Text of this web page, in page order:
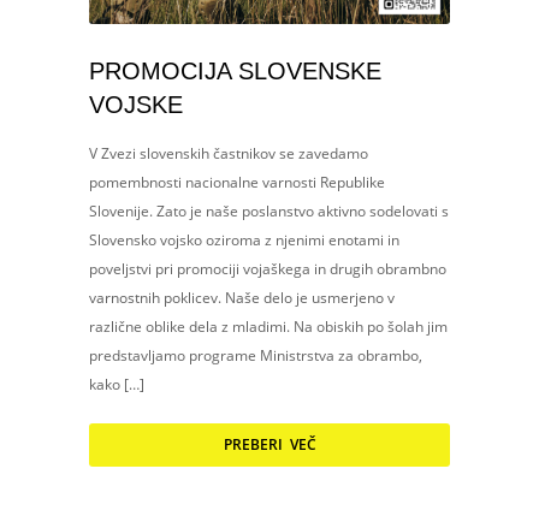
PROMOCIJA SLOVENSKE
VOJSKE
V Zvezi slovenskih častnikov se zavedamo
pomembnosti nacionalne varnosti Republike
Slovenije. Zato je naše poslanstvo aktivno sodelovati s
Slovensko vojsko oziroma z njenimi enotami in
poveljstvi pri promociji vojaškega in drugih obrambno
varnostnih poklicev. Naše delo je usmerjeno v
različne oblike dela z mladimi. Na obiskih po šolah jim
predstavljamo programe Ministrstva za obrambo,
kako […]
PREBERI VEČ